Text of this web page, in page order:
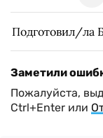
Подготовил/ла
Заметили
Пожалуйста,
Ctrl+Enter или